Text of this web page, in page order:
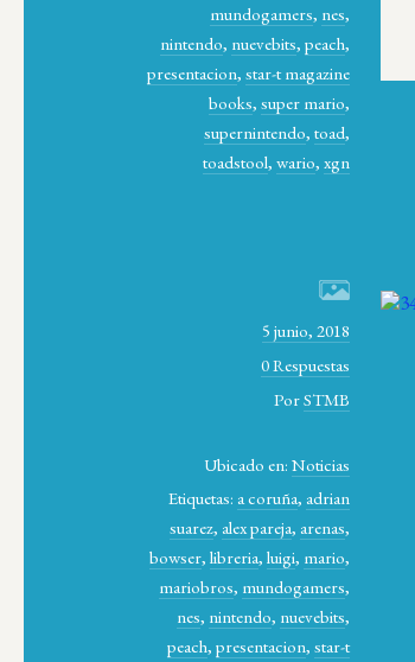
mundogamers, nes,
nintendo, nuevebits,peach,
presentacion,star-t magazine
books,super mario,
supernintendo,toad,
toadstool,wario,xgn
5 junio, 2018
0 Respuestas
PorSTMB
Ubicado en:Noticias
Etiquetas: a coruña, adrian
suarez, alex pareja, arenas,
bowser,libreria,luigi, mario,
mariobros, mundogamers,
nes, nintendo, nuevebits,
peach,presentacion,star-t